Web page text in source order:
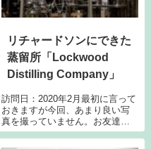
リチャードソンにできた
蒸留所「Lockwood
Distilling Company」
訪問日：2020年2月最初に言って
おきますが今回、あまり良い写
真を撮っていません。お友達と
10人ぐらいで行ったのですが、